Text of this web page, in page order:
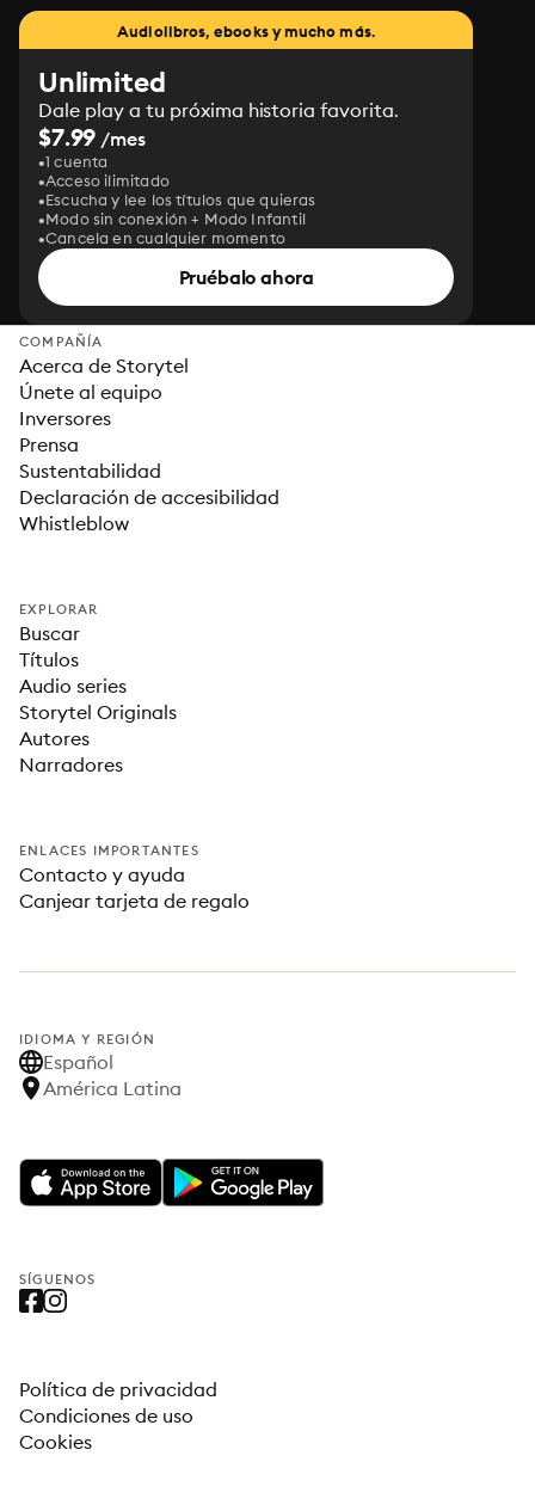
Audiolibros, ebooks y mucho más.
Unlimited
Dale play a tu próxima historia favorita.
$7.99 /mes
1 cuenta
Acceso ilimitado
Escucha y lee los títulos que quieras
Modo sin conexión + Modo Infantil
Cancela en cualquier momento
Pruébalo ahora
COMPAÑÍA
Acerca de Storytel
Únete al equipo
Inversores
Prensa
Sustentabilidad
Declaración de accesibilidad
Whistleblow
EXPLORAR
Buscar
Títulos
Audio series
Storytel Originals
Autores
Narradores
ENLACES IMPORTANTES
Contacto y ayuda
Canjear tarjeta de regalo
IDIOMA Y REGIÓN
Español
América Latina
SÍGUENOS
Política de privacidad
Condiciones de uso
Cookies